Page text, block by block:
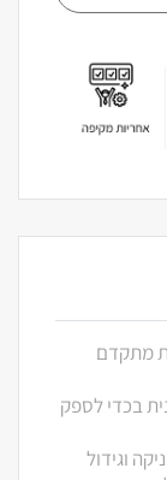
מתקדם
בכדי לספק
וגידול